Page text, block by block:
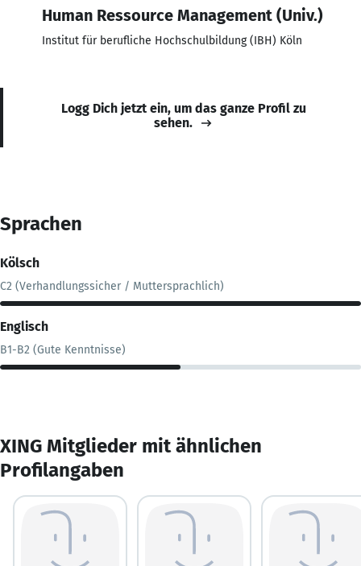
Human Ressource Management (Univ.)
Institut für berufliche Hochschulbildung (IBH) Köln
Logg Dich jetzt ein, um das ganze Profil zu
sehen.
Sprachen
Kölsch
C2 (Verhandlungssicher / Muttersprachlich)
Englisch
B1-B2 (Gute Kenntnisse)
XING Mitglieder mit ähnlichen
Profilangaben